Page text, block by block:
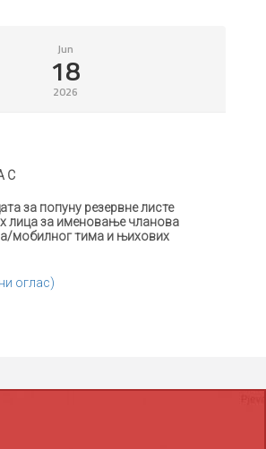
Jun
18
2026
С
за попуну резервне листе
лицаза именовање чланова
мобилног тима и њихових
оглас)